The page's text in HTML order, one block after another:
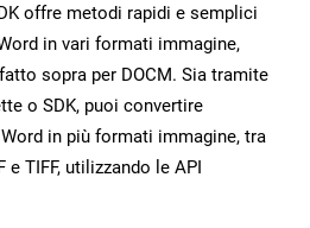
offre metodi rapidi e semplici
in vari formati immagine,
sopra per DOCM. Sia tramite
o SDK, puoi convertire
in più formati immagine, tra
e TIFF, utilizzando le API